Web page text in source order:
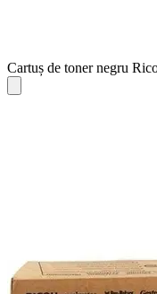
Cartuș de toner negru